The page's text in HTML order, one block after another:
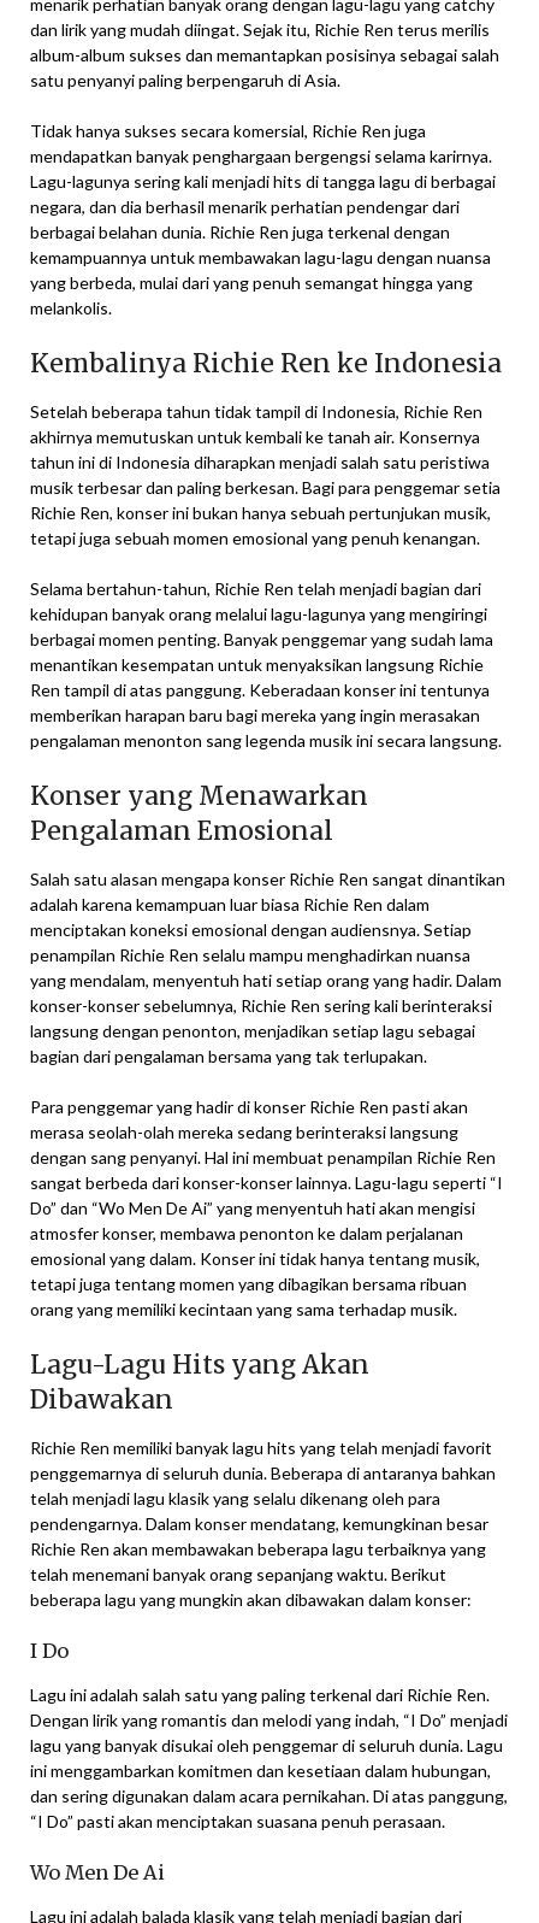
menarik perhatian banyak orang dengan lagu-lagu yang catchy
dan lirik yang mudah diingat. Sejak itu, Richie Ren terus merilis
album-album sukses dan memantapkan posisinya sebagai salah
satu penyanyi paling berpengaruh di Asia.
Tidak hanya sukses secara komersial, Richie Ren juga
mendapatkan banyak penghargaan bergengsi selama karirnya.
Lagu-lagunya sering kali menjadi hits di tangga lagu di berbagai
negara, dan dia berhasil menarik perhatian pendengar dari
berbagai belahan dunia. Richie Ren juga terkenal dengan
kemampuannya untuk membawakan lagu-lagu dengan nuansa
yang berbeda, mulai dari yang penuh semangat hingga yang
melankolis.
Kembalinya Richie Ren ke Indonesia
Setelah beberapa tahun tidak tampil di Indonesia, Richie Ren
akhirnya memutuskan untuk kembali ke tanah air. Konsernya
tahun ini di Indonesia diharapkan menjadi salah satu peristiwa
musik terbesar dan paling berkesan. Bagi para penggemar setia
Richie Ren, konser ini bukan hanya sebuah pertunjukan musik,
tetapi juga sebuah momen emosional yang penuh kenangan.
Selama bertahun-tahun, Richie Ren telah menjadi bagian dari
kehidupan banyak orang melalui lagu-lagunya yang mengiringi
berbagai momen penting. Banyak penggemar yang sudah lama
menantikan kesempatan untuk menyaksikan langsung Richie
Ren tampil di atas panggung. Keberadaan konser ini tentunya
memberikan harapan baru bagi mereka yang ingin merasakan
pengalaman menonton sang legenda musik ini secara langsung.
Konser yang Menawarkan
Pengalaman Emosional
Salah satu alasan mengapa konser Richie Ren sangat dinantikan
adalah karena kemampuan luar biasa Richie Ren dalam
menciptakan koneksi emosional dengan audiensnya. Setiap
penampilan Richie Ren selalu mampu menghadirkan nuansa
yang mendalam, menyentuh hati setiap orang yang hadir. Dalam
konser-konser sebelumnya, Richie Ren sering kali berinteraksi
langsung dengan penonton, menjadikan setiap lagu sebagai
bagian dari pengalaman bersama yang tak terlupakan.
Para penggemar yang hadir di konser Richie Ren pasti akan
merasa seolah-olah mereka sedang berinteraksi langsung
dengan sang penyanyi. Hal ini membuat penampilan Richie Ren
sangat berbeda dari konser-konser lainnya. Lagu-lagu seperti “I
Do” dan “Wo Men De Ai” yang menyentuh hati akan mengisi
atmosfer konser, membawa penonton ke dalam perjalanan
emosional yang dalam. Konser ini tidak hanya tentang musik,
tetapi juga tentang momen yang dibagikan bersama ribuan
orang yang memiliki kecintaan yang sama terhadap musik.
Lagu-Lagu Hits yang Akan
Dibawakan
Richie Ren memiliki banyak lagu hits yang telah menjadi favorit
penggemarnya di seluruh dunia. Beberapa di antaranya bahkan
telah menjadi lagu klasik yang selalu dikenang oleh para
pendengarnya. Dalam konser mendatang, kemungkinan besar
Richie Ren akan membawakan beberapa lagu terbaiknya yang
telah menemani banyak orang sepanjang waktu. Berikut
beberapa lagu yang mungkin akan dibawakan dalam konser:
I Do
Lagu ini adalah salah satu yang paling terkenal dari Richie Ren.
Dengan lirik yang romantis dan melodi yang indah, “I Do” menjadi
lagu yang banyak disukai oleh penggemar di seluruh dunia. Lagu
ini menggambarkan komitmen dan kesetiaan dalam hubungan,
dan sering digunakan dalam acara pernikahan. Di atas panggung,
“I Do” pasti akan menciptakan suasana penuh perasaan.
Wo Men De Ai
Lagu ini adalah balada klasik yang telah menjadi bagian dari